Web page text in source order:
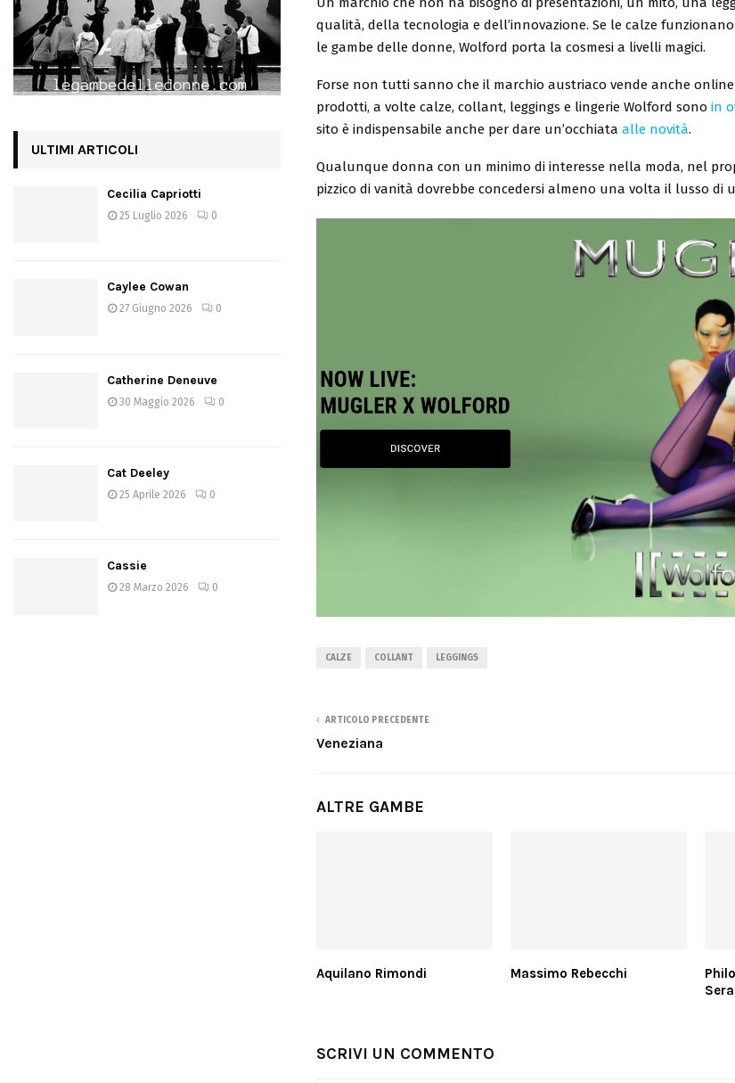
qualità, della tecnologia e dell’innovazione. Se le calze
le gambe delle donne, Wolford porta la cosmesi a livelli magici.
Forse non tutti sanno che il marchio austriaco vende anche
prodotti, a volte calze, collant, leggings e lingerie Wolford sono in
sito è indispensabile anche per dare un’occhiata alle novità.
Qualunque donna con un minimo di interesse nella moda, nel
pizzico di vanità dovrebbe concedersi almeno una volta il lusso di
CALZE COLLANT LEGGINGS
ARTICOLO PRECEDENTE
Veneziana
ALTRE GAMBE
Aquilano Rimondi Massimo Rebecchi
SCRIVI UN COMMENTO
ULTIMI ARTICOLI
Cecilia Capriotti
25 Luglio 2026 0
Caylee Cowan
27 Giugno 2026 0
Catherine Deneuve
30 Maggio 2026 0
Cat Deeley
25 Aprile 2026 0
Cassie
28 Marzo 2026 0